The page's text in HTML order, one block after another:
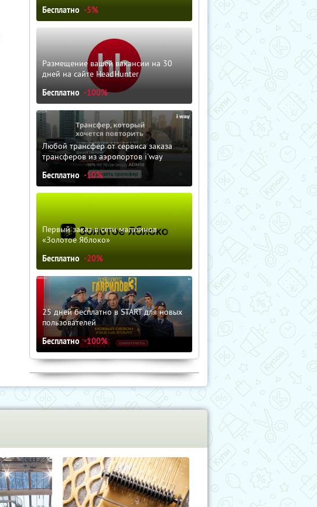
Бесплатно -5%
Размещение вашей вакансии на 30
дней на сайте HeadHunter
Бесплатно -100%
Любой трансфер от сервиса заказа
трансферов из аэропортов i'way
Бесплатно -10%
Первый заказ в сети магазинов
«Золотое Яблоко»
Бесплатно -20%
25 дней бесплатно в START для новых
пользователей
Бесплатно -100%